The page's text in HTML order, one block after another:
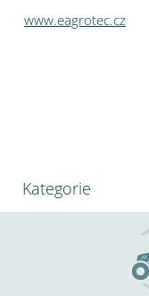
www.eagrotec.cz
Kategorie